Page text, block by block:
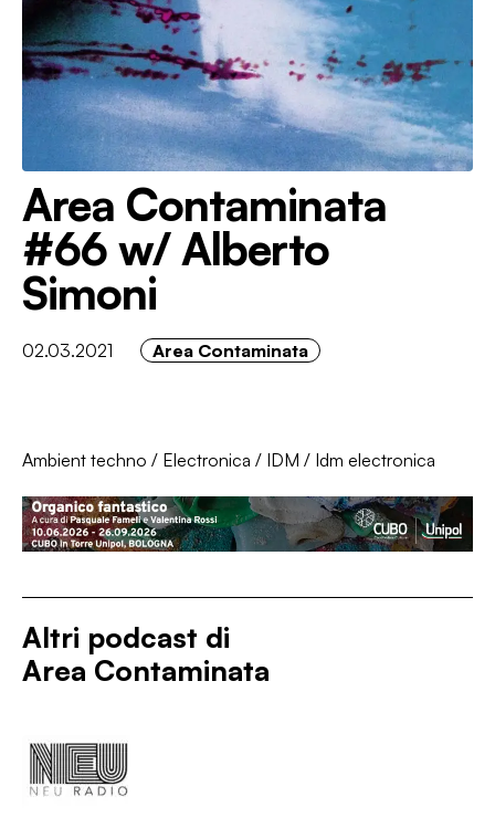
Area Contaminata
#66 w/ Alberto
Simoni
02.03.2021 Area Contaminata
Ambient techno / Electronica / IDM / Idm electronica
Altri podcast di
Area Contaminata